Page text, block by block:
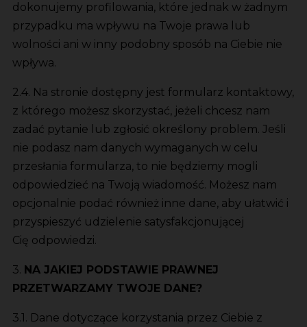
dokonujemy profilowania, które jednak w żadnym
przypadku ma wpływu na Twoje prawa lub
wolności ani w inny podobny sposób na Ciebie nie
wpływa.
2.4. Na stronie dostępny jest formularz kontaktowy,
z którego możesz skorzystać, jeżeli chcesz nam
zadać pytanie lub zgłosić określony problem. Jeśli
nie podasz nam danych wymaganych w celu
przesłania formularza, to nie będziemy mogli
odpowiedzieć na Twoją wiadomość. Możesz nam
opcjonalnie podać również inne dane, aby ułatwić i
przyspieszyć udzielenie satysfakcjonującej
Cię odpowiedzi.
3. NA JAKIEJ PODSTAWIE PRAWNEJ
PRZETWARZAMY TWOJE DANE?
3.1. Dane dotyczące korzystania przez Ciebie z